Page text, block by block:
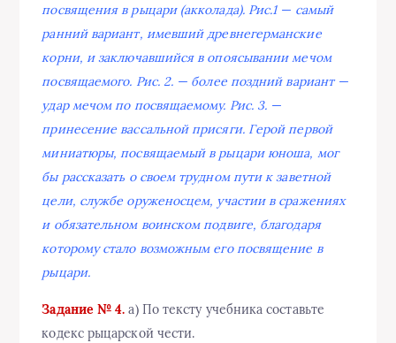
посвящения в рыцари (акколада). Рис.1 — самый
ранний вариант, имевший древнегерманские
корни, и заключавшийся в опоясывании мечом
посвящаемого. Рис. 2. — более поздний вариант —
удар мечом по посвящаемому. Рис. 3. —
принесение вассальной присяги. Герой первой
миниатюры, посвящаемый в рыцари юноша, мог
бы рассказать о своем трудном пути к заветной
цели, службе оруженосцем, участии в сражениях
и обязательном воинском подвиге, благодаря
которому стало возможным его посвящение в
рыцари.
Задание № 4. а) По тексту учебника составьте
кодекс рыцарской чести.